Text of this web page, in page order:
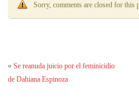
Sorry, comments are closed for this
«Se reanuda juicio por el feminicidio
de Dahiana Espinoza